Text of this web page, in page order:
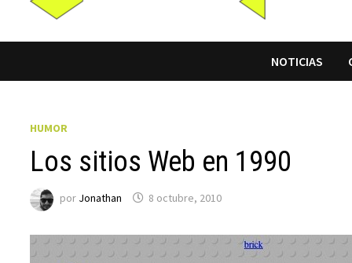
NOTICIAS
HUMOR
Los sitios Web en 1990
por Jonathan 8 octubre, 2010